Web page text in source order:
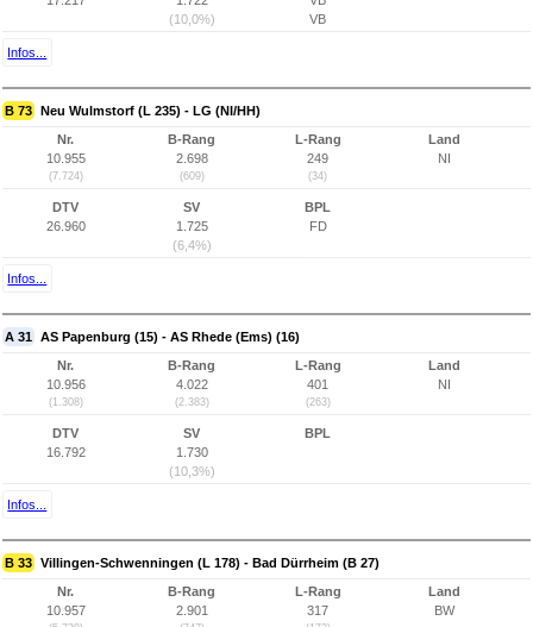
(10,0%)
VB
Infos...
B 73 Neu Wulmstorf (L 235) - LG (NI/HH)
Nr.
10.955
(7.724)
B-Rang
2.698
(609)
L-Rang
249
(34)
Land
NI
DTV
26.960
SV
1.725
(6,4%)
BPL
FD
Infos...
A 31 AS Papenburg (15) - AS Rhede (Ems) (16)
Nr.
10.956
(1.308)
B-Rang
4.022
(2.383)
L-Rang
401
(263)
Land
NI
DTV
16.792
SV
1.730
(10,3%)
BPL
Infos...
B 33 Villingen-Schwenningen (L 178) - Bad Dürrheim (B 27)
Nr.
10.957
B-Rang
2.901
L-Rang
317
Land
BW